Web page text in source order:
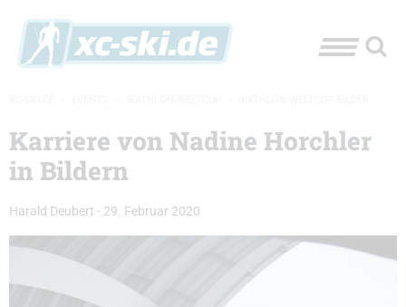
Karriere von Nadine Horchler
in Bildern
Harald Deubert - 29. Februar 2020